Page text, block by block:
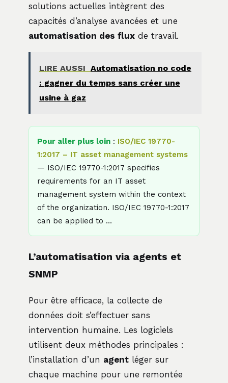
solutions actuelles intègrent des
capacités d’analyse avancées et une
automatisation des flux de travail.
LIRE AUSSI Automatisation no code
: gagner du temps sans créer une
usine à gaz
Pour aller plus loin : ISO/IEC 19770-
1:2017 – IT asset management systems
— ISO/IEC 19770-1:2017 specifies
requirements for an IT asset
management system within the context
of the organization. ISO/IEC 19770-1:2017
can be applied to …
L’automatisation via agents et
SNMP
Pour être efficace, la collecte de
données doit s’effectuer sans
intervention humaine. Les logiciels
utilisent deux méthodes principales :
l’installation d’un agent léger sur
chaque machine pour une remontée